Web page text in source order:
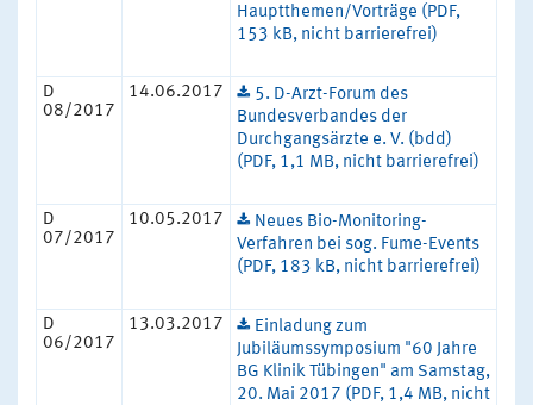
Hauptthemen/Vorträge (PDF,
153 kB, nicht barrierefrei)
D
08/2017
14.06.2017
5. D-Arzt-Forum des
Bundesverbandes der
Durchgangsärzte e. V. (bdd)
(PDF, 1,1 MB, nicht barrierefrei)
D
07/2017
10.05.2017
Neues Bio-Monitoring-
Verfahren bei sog. Fume-Events
(PDF, 183 kB, nicht barrierefrei)
D
06/2017
13.03.2017
Einladung zum
Jubiläumssymposium "60 Jahre
BG Klinik Tübingen" am Samstag,
20. Mai 2017 (PDF, 1,4 MB, nicht